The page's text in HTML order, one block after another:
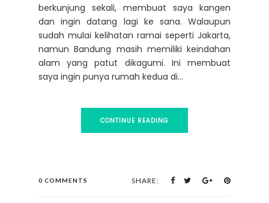
berkunjung sekali, membuat saya kangen
dan ingin datang lagi ke sana. Walaupun
sudah mulai kelihatan ramai seperti Jakarta,
namun Bandung masih memiliki keindahan
alam yang patut dikagumi. Ini membuat
saya ingin punya rumah kedua di...
CONTINUE READING
0 COMMENTS SHARE: